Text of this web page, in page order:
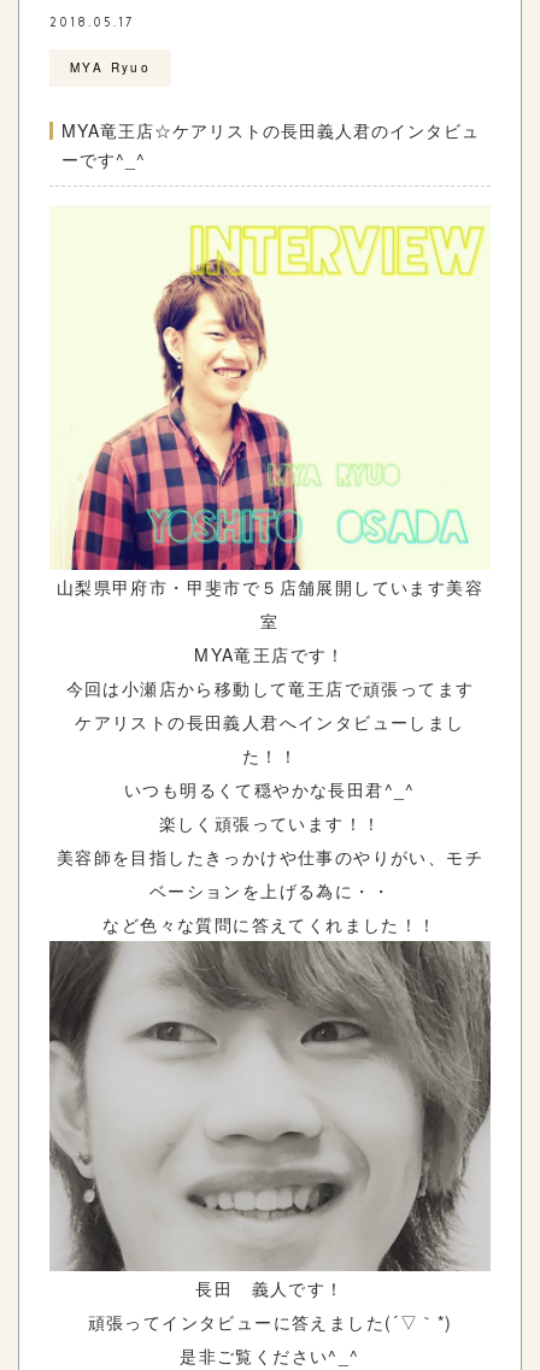
2018.05.17
MYA Ryuo
MYA竜王店☆ケアリストの長田義人君のインタビュ
ーです^_^
山梨県甲府市・甲斐市で５店舗展開しています美容
室
MYA竜王店です！
今回は小瀬店から移動して竜王店で頑張ってます
ケアリストの長田義人君へインタビューしまし
た！！
いつも明るくて穏やかな長田君^_^
楽しく頑張っています！！
美容師を目指したきっかけや仕事のやりがい、モチ
ベーションを上げる為に・・
など色々な質問に答えてくれました！！
長田 義人です！
頑張ってインタビューに答えました(´▽｀*)
是非ご覧ください^_^